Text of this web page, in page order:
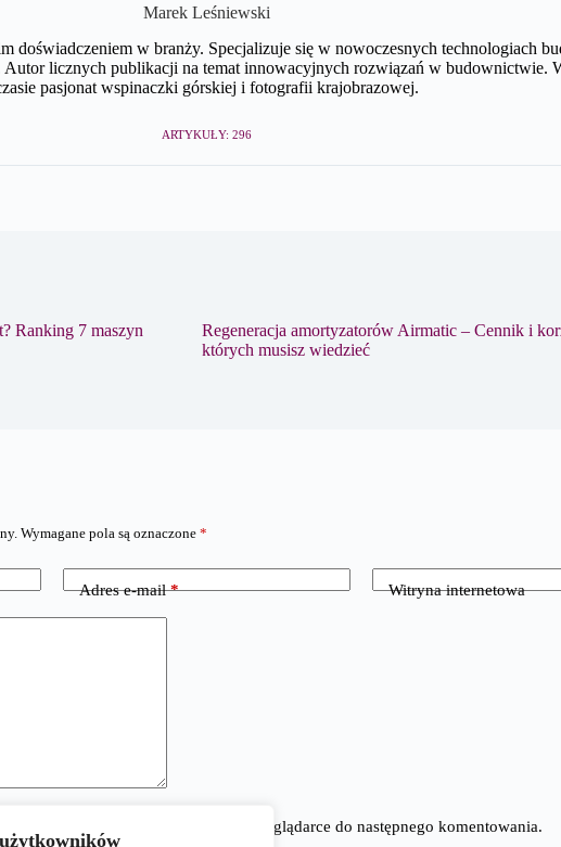
Marek Leśniewski
doświadczeniem w branży. Specjalizuje się w nowoczesnych technologiach
licznych publikacji na temat innowacyjnych rozwiązań w budownictwie.
pasjonat wspinaczki górskiej i fotografii krajobrazowej.
ARTYKUŁY: 296
Ranking 7 maszyn
Regeneracja amortyzatorów Airmatic – Cennik i
których musisz wiedzieć
Wymagane pola są oznaczone *
Adres e-mail* Witryna internetowa
e-mail i stronę internetową w tej przeglądarce do następnego komentowania.